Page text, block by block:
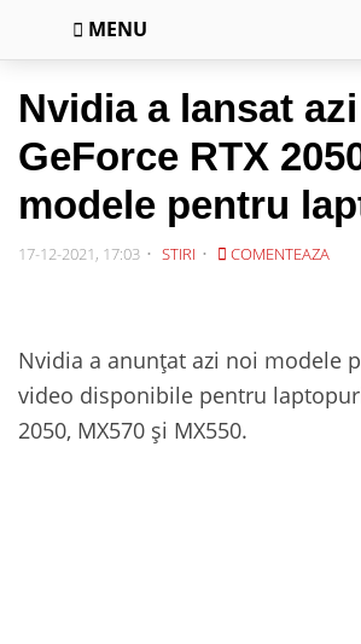
MENU
Nvidia a lansat azi
GeForce RTX
modele pentru
17-12-2021, 17:03 STIRI COMENTEAZA
Nvidia a anunțat azi noi modele
video disponibile pentru
2050, MX570 și MX550.